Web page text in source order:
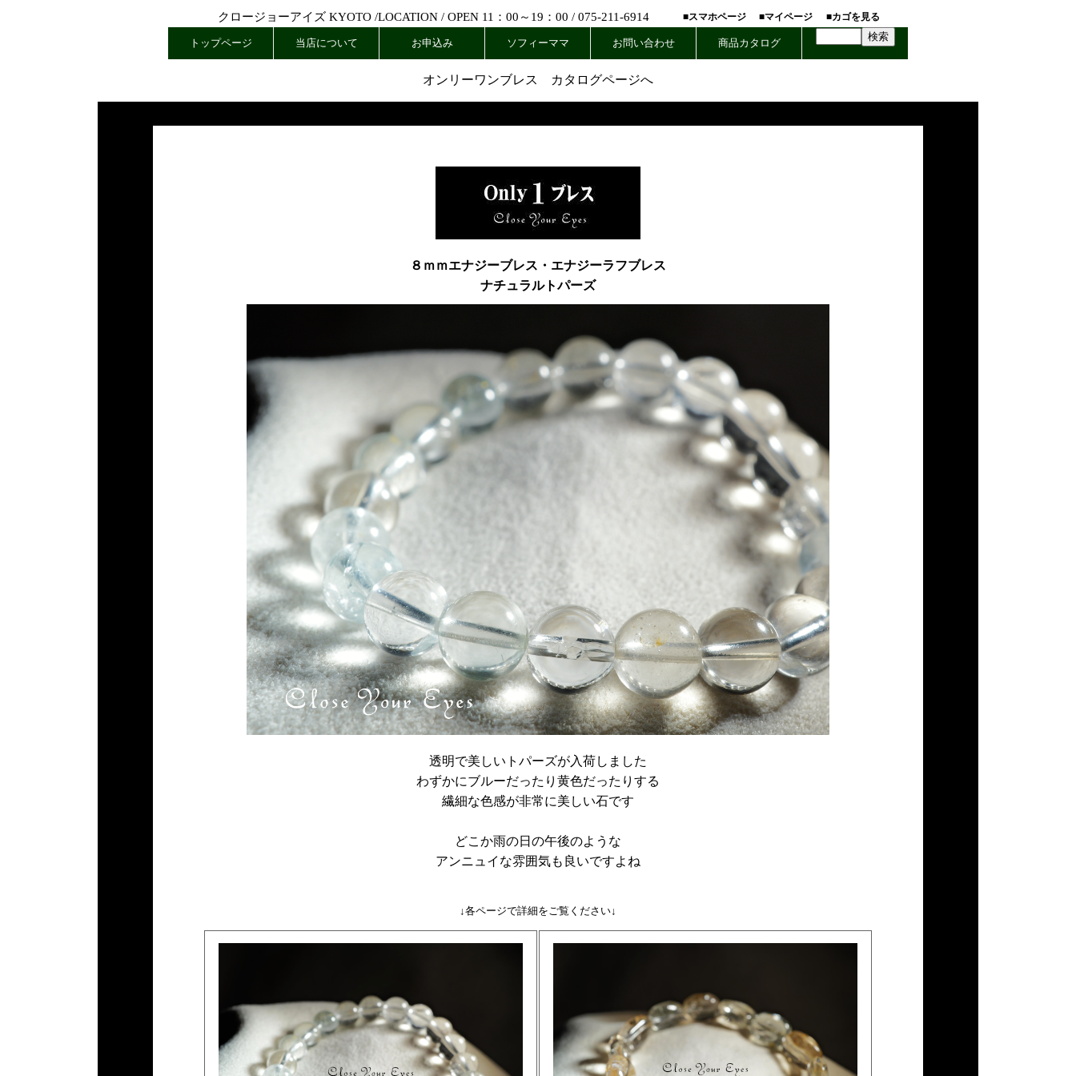
クロージョーアイズ KYOTO /LOCATION/ OPEN 11：00～19：00 / 075-211-6914 ■スマホページ ■マイページ ■カゴを見る
トップページ 当店について お申込み ソフィーママ お問い合わせ 商品カタログ
オンリーワンブレス カタログページへ
８ｍｍエナジーブレス・エナジーラフブレス
ナチュラルトパーズ
透明で美しいトパーズが入荷しました
わずかにブルーだったり黄色だったりする
繊細な色感が非常に美しい石です
どこか雨の日の午後のような
アンニュイな雰囲気も良いですよね
↓各ページで詳細をご覧ください↓